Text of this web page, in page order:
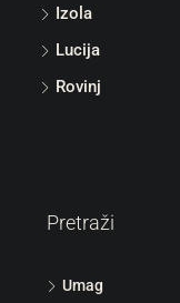
Izola
Lucija
Rovinj
Pretraži
Umag